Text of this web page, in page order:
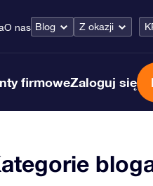
O nas Blog Z okazji
firmoweZaloguj się